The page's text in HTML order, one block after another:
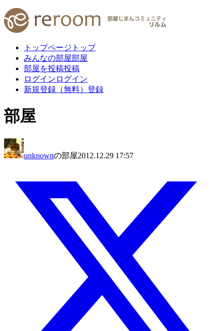
トップページ トップ
みんなの部屋部屋
部屋を投稿投稿
ログイン ログイン
新規登録（無料） 登録
部屋
unknownの部屋2012.12.29 17:57